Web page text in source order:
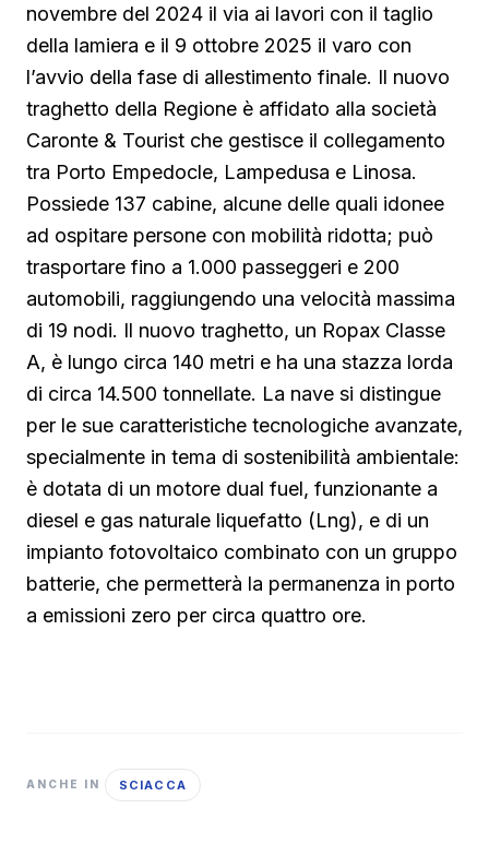
novembre del 2024 il via ai lavori con il taglio
della lamiera e il 9 ottobre 2025 il varo con
l’avvio della fase di allestimento finale. Il nuovo
traghetto della Regione è affidato alla società
Caronte & Tourist che gestisce il collegamento
tra Porto Empedocle, Lampedusa e Linosa.
Possiede 137 cabine, alcune delle quali idonee
ad ospitare persone con mobilità ridotta; può
trasportare fino a 1.000 passeggeri e 200
automobili, raggiungendo una velocità massima
di 19 nodi. Il nuovo traghetto, un Ropax Classe
A, è lungo circa 140 metri e ha una stazza lorda
di circa 14.500 tonnellate. La nave si distingue
per le sue caratteristiche tecnologiche avanzate,
specialmente in tema di sostenibilità ambientale:
è dotata di un motore dual fuel, funzionante a
diesel e gas naturale liquefatto (Lng), e di un
impianto fotovoltaico combinato con un gruppo
batterie, che permetterà la permanenza in porto
a emissioni zero per circa quattro ore.
ANCHE IN SCIACCA